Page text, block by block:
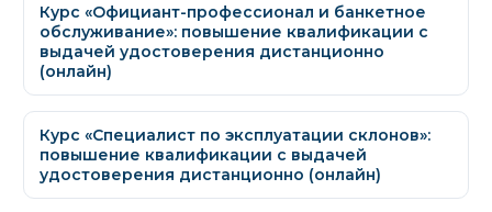
Курс «Официант-профессионал и банкетное
обслуживание»: повышение квалификации с
выдачей удостоверения дистанционно
(онлайн)
Курс «Специалист по эксплуатации склонов»:
повышение квалификации с выдачей
удостоверения дистанционно (онлайн)